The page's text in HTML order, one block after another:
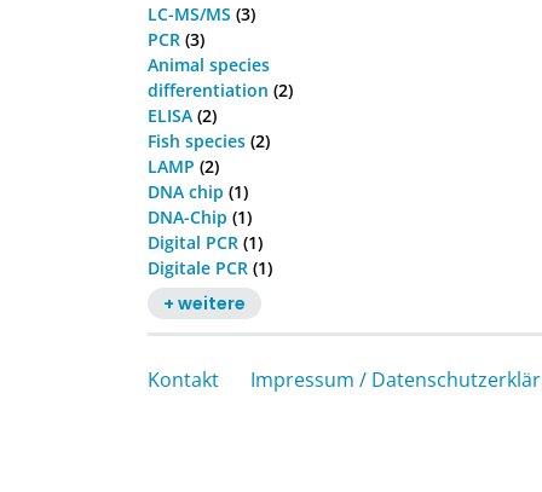
LC-MS/MS (3)
PCR (3)
Animal species
differentiation (2)
ELISA (2)
Fish species (2)
LAMP (2)
DNA chip (1)
DNA-Chip (1)
Digital PCR (1)
Digitale PCR (1)
+ weitere
Kontakt Impressum /